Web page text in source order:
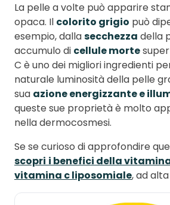
La pelle a volte può apparire
opaca. Il colorito grigio può
esempio, dallasecchezza della
accumulo di cellule morte
C è uno dei migliori ingredienti
naturale luminosità della pelle
sua azione energizzante e
queste sue proprietà è molto
nella dermocosmesi.
Se se curioso di approfondire
scopri i benefici della
vitamina c liposomiale, ad